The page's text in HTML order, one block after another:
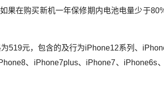
果在购买新机一年保修期内电池电量少于
519元，包含的及行为iPhone12系列、
、iPhone7plus、iPhone7、iPhone6s